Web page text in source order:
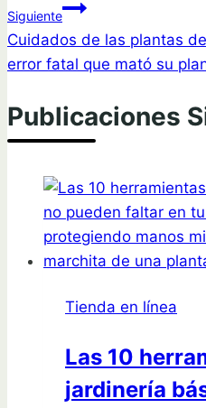
Siguiente
Cuidados de las plantas
error fatal que mató su
Publicaciones
Tienda en línea
Las 10
jardinería